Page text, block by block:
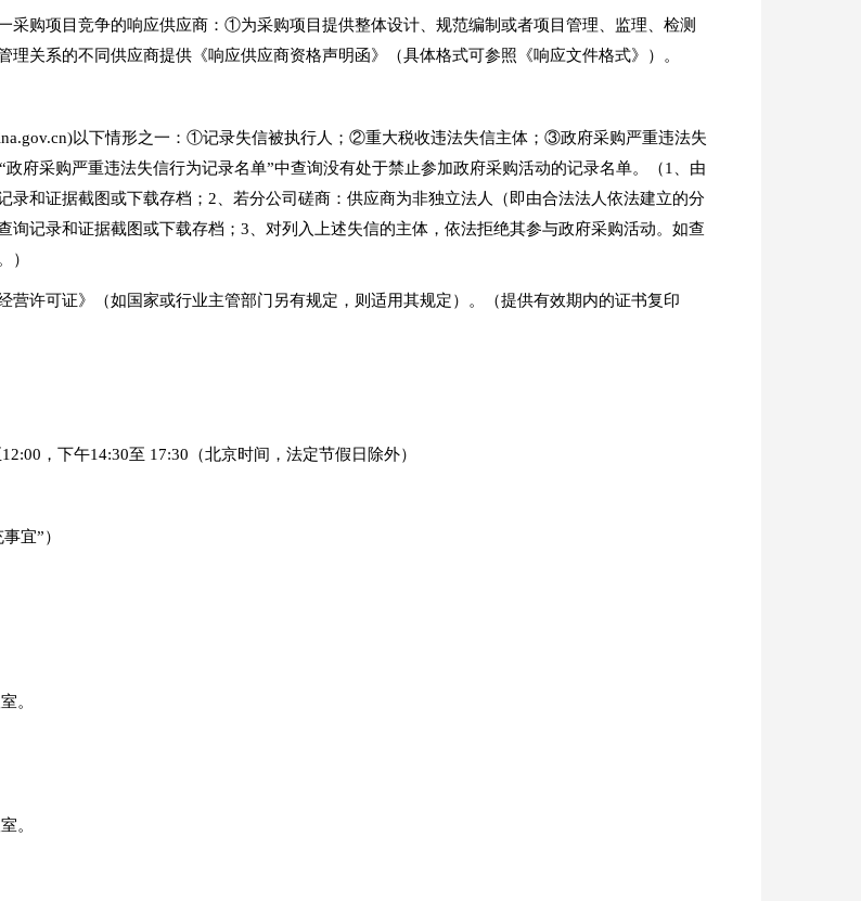
采购项目竞争的响应供应商：①为采购项目提供整体设计、规范编制或者项目管理、监理、检测
关系的不同供应商提供《响应供应商资格声明函》（具体格式可参照《响应文件格式》）。
以下情形之一：①记录失信被执行人；②重大税收违法失信主体；③政府采购严重违法失
府采购严重违法失信行为记录名单”中查询没有处于禁止参加政府采购活动的记录名单。（1、由
和证据截图或下载存档；2、若分公司磋商：供应商为非独立法人（即由合法法人依法建立的分
记录和证据截图或下载存档；3、对列入上述失信的主体，依法拒绝其参与政府采购活动。如查
）
营许可证》（如国家或行业主管部门另有规定，则适用其规定）。（提供有效期内的证书复印
，下午14:30至 17:30（北京时间，法定节假日除外）
宜”）
。
。